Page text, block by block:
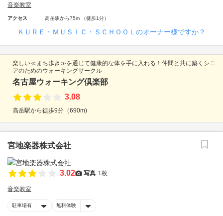
音楽教室
アクセス 高岳駅から75m （徒歩1分）
ＫＵＲＥ・ＭＵＳＩＣ・ＳＣＨＯＯＬのオーナー様ですか？
楽しい≪まち歩き≫を通じて健康的な体を手に入れる！仲間と共に築くシニ
アのためのウォーキングサークル
名古屋ウォーキング倶楽部
3.08
高岳駅から徒歩9分（690m)
宮地楽器株式会社
3.02 写真 1枚
音楽教室
駐車場有 無料体験